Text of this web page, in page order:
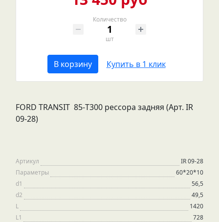
Количество
шт
В корзину Купить в 1 клик
FORD TRANSIT 85-Т300 рессора задняя (Арт. IR
09-28)
Артикул
IR 09-28
Параметры
60*20*10
d1
56,5
d2
49,5
L
1420
L1
728